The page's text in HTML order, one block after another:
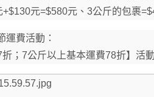
元=$580元、3公斤的包裹
運費活動：
折；7公斤以上基本運費78折】活